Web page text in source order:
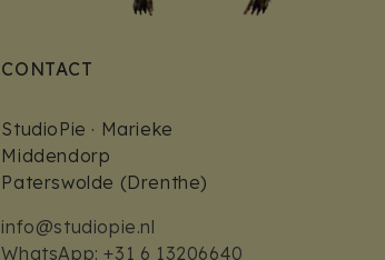
CONTACT
StudioPie · Marieke
Middendorp
Paterswolde (Drenthe)
info@studiopie.nl
WhatsApp: +31 6 13206640